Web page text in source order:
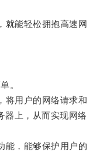
能轻松拥抱高速网
。
用户的网络请求和
器上，从而实现网络
，能够保护用户的